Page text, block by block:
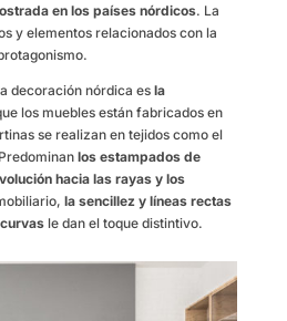
en los países nórdicos. La
y elementos relacionados con la
decoración nórdica es la
los muebles están fabricados en
se realizan en tejidos como el
los estampados de
hacia las rayas y los
la sencillez y líneas rectas
le dan el toque distintivo.